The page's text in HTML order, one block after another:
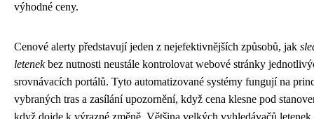
výhodné ceny.
Cenové alerty představují jeden z nejefektivnějších způsobů, jak
letenekbez nutnosti neustále kontrolovat webové stránky
srovnávacích portálů. Tyto automatizované systémy fungují na
vybraných tras a zasílání upozornění, když cena klesne pod
když dojde k výrazné změně. Většina velkých vyhledávačů